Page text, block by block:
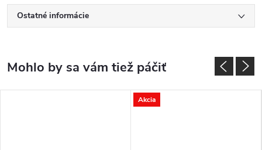
Ostatné informácie
Akcia